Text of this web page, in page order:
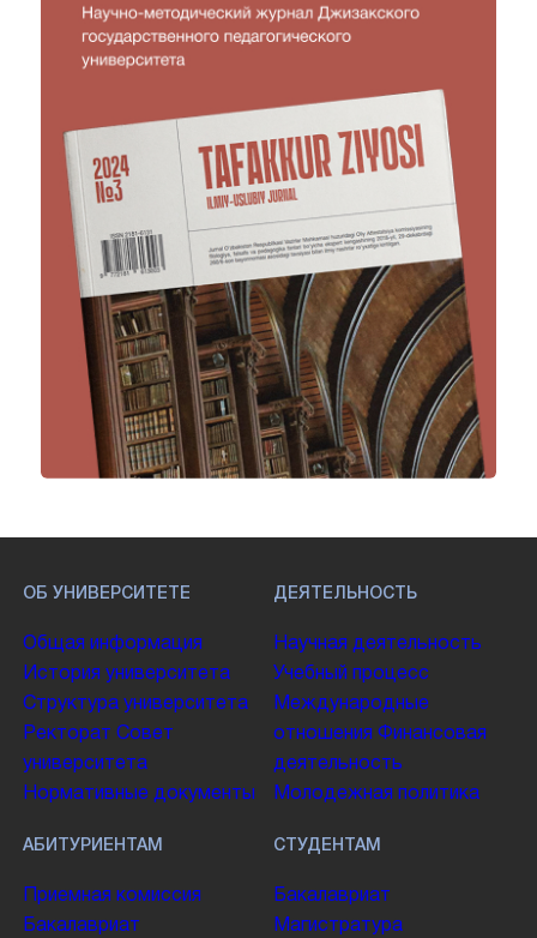
ОБ УНИВЕРСИТЕТЕ
Общая информация
История университета
Структура университета
Ректорат Совет
университета
Нормативные документы
ДЕЯТЕЛЬНОСТЬ
Научная деятельность
Учебный процесс
Международные
отношения Финансовая
деятельность
Молодежная политика
АБИТУРИЕНТАМ
Приемная комиссия
Бакалавриат
СТУДЕНТАМ
Бакалавриат
Магистратура